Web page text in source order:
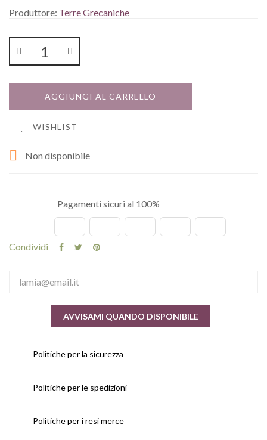
Produttore: Terre Grecaniche
AGGIUNGI AL CARRELLO
WISHLIST
 Non disponibile
Pagamenti sicuri al 100%
Condividi
AVVISAMI QUANDO DISPONIBILE
Politiche per la sicurezza
Politiche per le spedizioni
Politiche per i resi merce